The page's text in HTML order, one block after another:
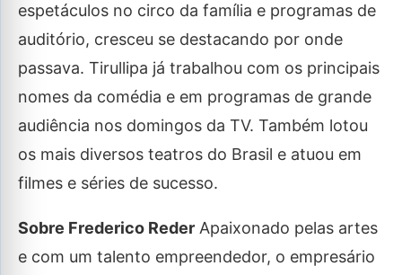
espetáculos no circo da família e programas de
auditório, cresceu se destacando por onde
passava. Tirullipa já trabalhou com os principais
nomes da comédia e em programas de grande
audiência nos domingos da TV. Também lotou
os mais diversos teatros do Brasil e atuou em
filmes e séries de sucesso.
Sobre Frederico Reder Apaixonado pelas artes
e com um talento empreendedor, o empresário